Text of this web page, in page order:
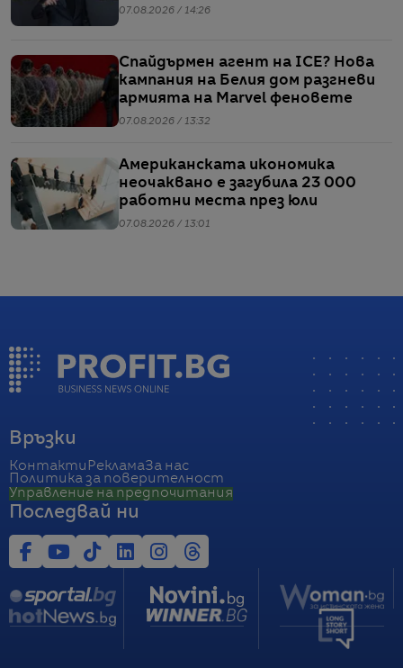
07.08.2026 / 14:26
Спайдърмен агент на ICE? Нова
кампания на Белия дом разгневи
армията на Marvel феновете
07.08.2026 / 13:32
Американската икономика
неочаквано е загубила 23 000
работни места през юли
07.08.2026 / 13:01
Връзки
Контакти РекламаЗа нас
Политика за поверителност
Управление на предпочитания
Последвай ни